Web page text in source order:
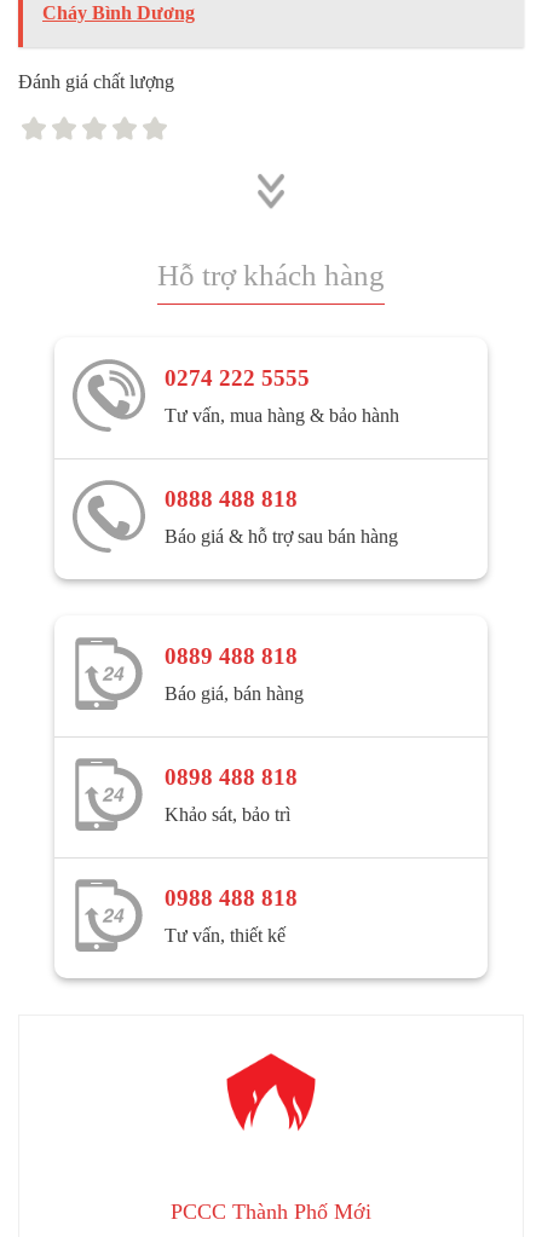
Cháy Bình Dương
Đánh giá chất lượng
Hỗ trợ khách hàng
0274 222 5555
Tư vấn, mua hàng & bảo hành
0888 488 818
Báo giá & hỗ trợ sau bán hàng
0889 488 818
Báo giá, bán hàng
0898 488 818
Khảo sát, bảo trì
0988 488 818
Tư vấn, thiết kế
PCCC Thành Phố Mới